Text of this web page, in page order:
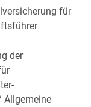
für
der
Allgemeine